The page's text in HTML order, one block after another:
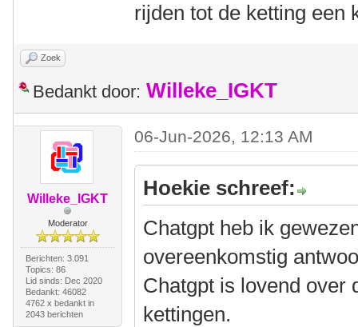
rijden tot de ketting een
Zoek
Bedankt door: Willeke_IGKT
Willeke_IGKT
Moderator
Berichten: 3.091
Topics: 86
Lid sinds: Dec 2020
Bedankt: 46082
4762 x bedankt in
2043 berichten
06-Jun-2026, 12:13 AM
Hoekie schreef:
Chatgpt heb ik
overeenkomstig
Chatgpt is lovend over
kettingen.